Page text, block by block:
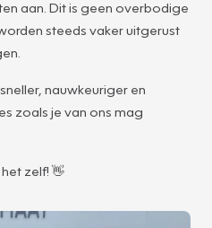
aan. Dit is geen overbodige
steeds vaker uitgerust
nauwkeuriger en
zoals je van ons mag
zelf! 👋